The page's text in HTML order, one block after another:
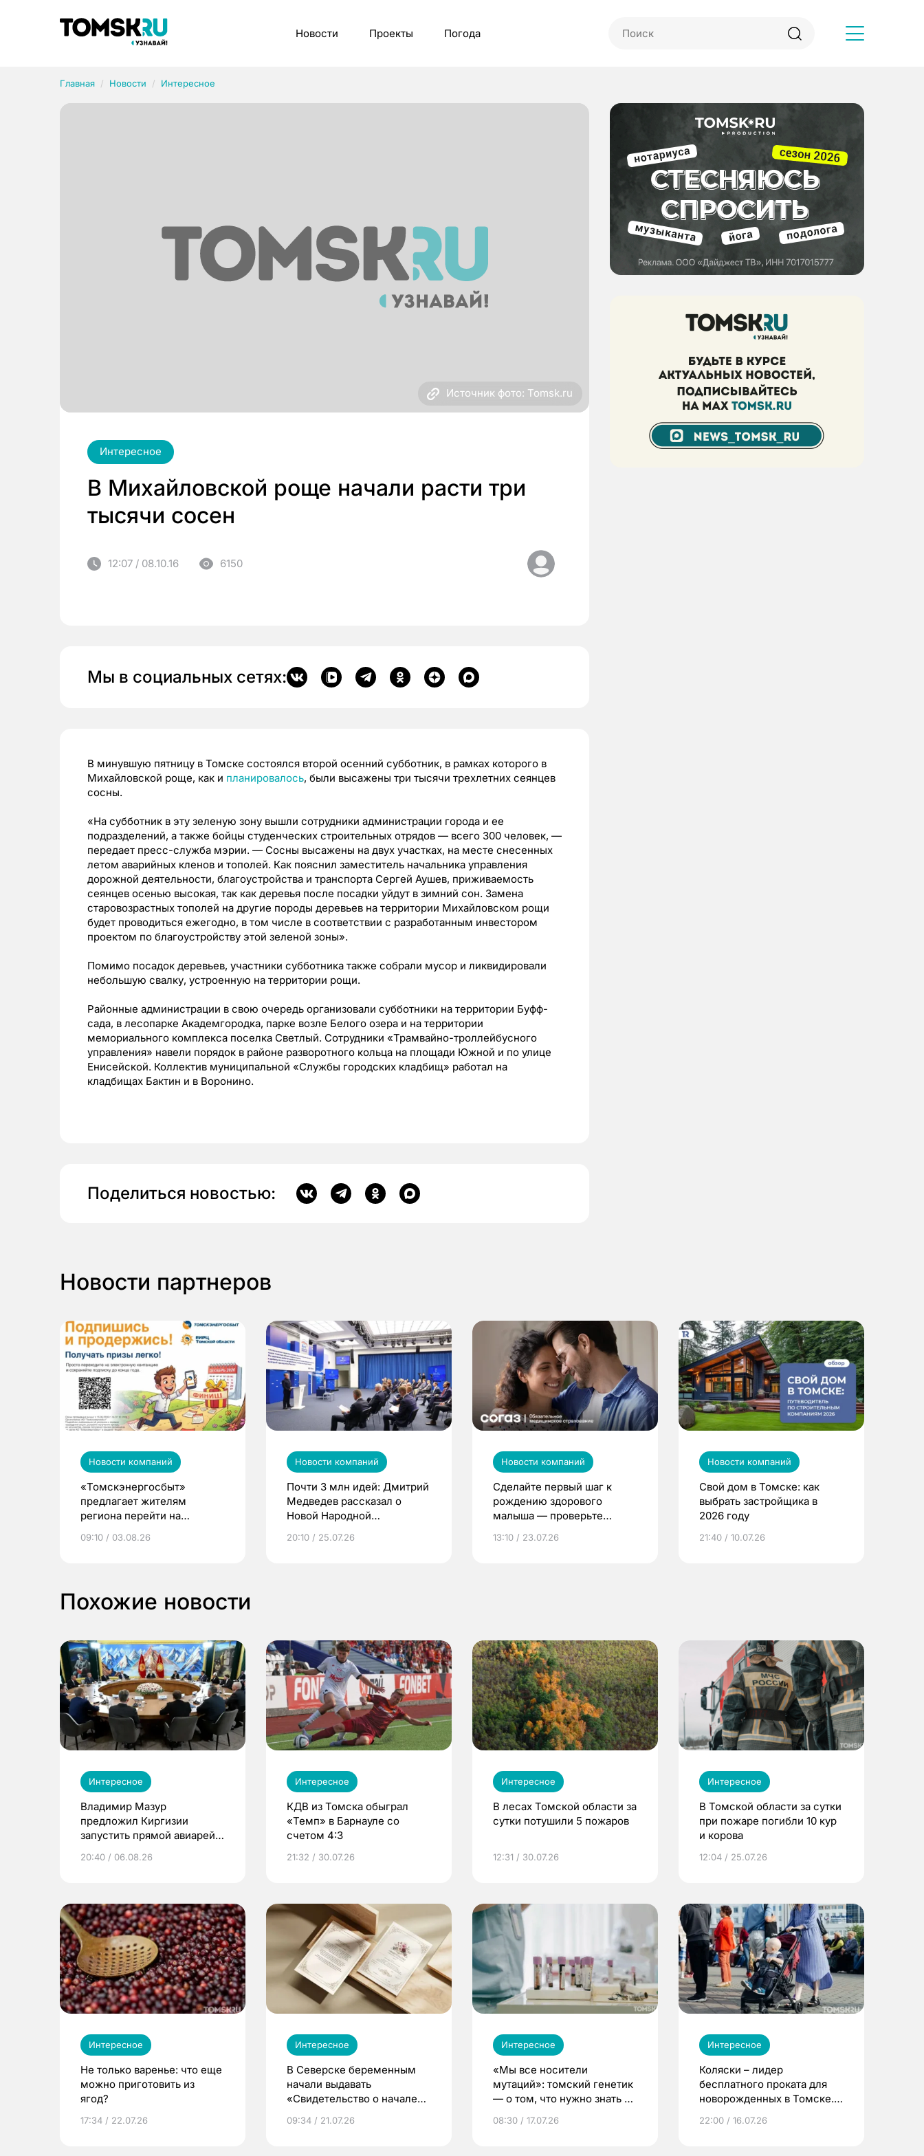
Новости Проекты Погода
Главная Новости Интересное
Источник фото: Tomsk.ru
Интересное
В Михайловской роще начали расти три
тысячи сосен
12:07 / 08.10.16 6150
Мы в социальных сетях:
В минувшую пятницу в Томске состоялся второй осенний субботник, в рамках которого в
Михайловской роще, как и планировалось, были высажены три тысячи трехлетних сеянцев
сосны.
«На субботник в эту зеленую зону вышли сотрудники администрации города и ее
подразделений, а также бойцы студенческих строительных отрядов — всего 300 человек, —
передает пресс-служба мэрии. — Сосны высажены на двух участках, на месте снесенных
летом аварийных кленов и тополей. Как пояснил заместитель начальника управления
дорожной деятельности, благоустройства и транспорта Сергей Аушев, приживаемость
сеянцев осенью высокая, так как деревья после посадки уйдут в зимний сон. Замена
старовозрастных тополей на другие породы деревьев на территории Михайловском рощи
будет проводиться ежегодно, в том числе в соответствии с разработанным инвестором
проектом по благоустройству этой зеленой зоны».
Помимо посадок деревьев, участники субботника также собрали мусор и ликвидировали
небольшую свалку, устроенную на территории рощи.
Районные администрации в свою очередь организовали субботники на территории Буфф-
сада, в лесопарке Академгородка, парке возле Белого озера и на территории
мемориального комплекса поселка Светлый. Сотрудники «Трамвайно-троллейбусного
управления» навели порядок в районе разворотного кольца на площади Южной и по улице
Енисейской. Коллектив муниципальной «Службы городских кладбищ» работал на
кладбищах Бактин и в Воронино.
Поделиться новостью:
Новости партнеров
Новости компаний
«Томскэнергосбыт»
предлагает жителям
региона перейти на
выиграть призы
09:10 / 03.08.26
Новости компаний
Почти 3 млн идей: Дмитрий
Медведев рассказал о
Новой Народной
20:10 / 25.07.26
Новости компаний
Сделайте первый шаг к
рождению здорового
малыша — проверьте
по ОМС!
13:10 / 23.07.26
Новости компаний
Свой дом в Томске: как
выбрать застройщика в
2026 году
21:40 / 10.07.26
Похожие новости
Интересное
Владимир Мазур
предложил Киргизии
запустить прямой авиарейс
20:40 / 06.08.26
Интересное
КДВ из Томска обыграл
«Темп» в Барнауле со
счетом 4:3
21:32 / 30.07.26
Интересное
В лесах Томской области за
сутки потушили 5 пожаров
12:31 / 30.07.26
Интересное
В Томской области за сутки
при пожаре погибли 10 кур
и корова
12:04 / 25.07.26
Интересное
Не только варенье: что еще
можно приготовить из
ягод?
17:34 / 22.07.26
Интересное
В Северске беременным
начали выдавать
«Свидетельство о начале
09:34 / 21.07.26
Интересное
«Мы все носители
мутаций»: томский генетик
— о том, что нужно знать до
08:30 / 17.07.26
Интересное
Коляски – лидер
бесплатного проката для
новорожденных в Томске.
22:00 / 16.07.26
Рубрики